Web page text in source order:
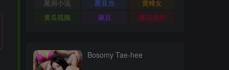
黑洞小说
黑亚当
黄蜂女
黄瓜视频
麻豆 麻花原生
Bosomy Tae-hee